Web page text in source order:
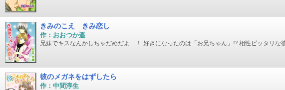
きみのこえ きみ恋し
作：おおつか遥
兄妹でキスなんかしちゃだめだよ…！ 好きになったのは「お兄ちゃん」!? 相性ピッタリ
彼のメガネをはずしたら
作：中間淳生